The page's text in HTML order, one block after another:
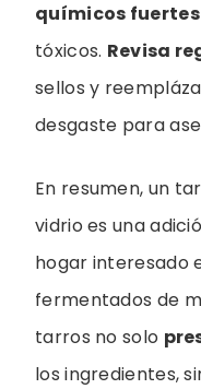
químicos fuertes
tóxicos. Revisa
sellos y
desgaste para
En resumen, un
vidrio es una
hogar interesado
fermentados de
tarros no solo
los ingredientes,